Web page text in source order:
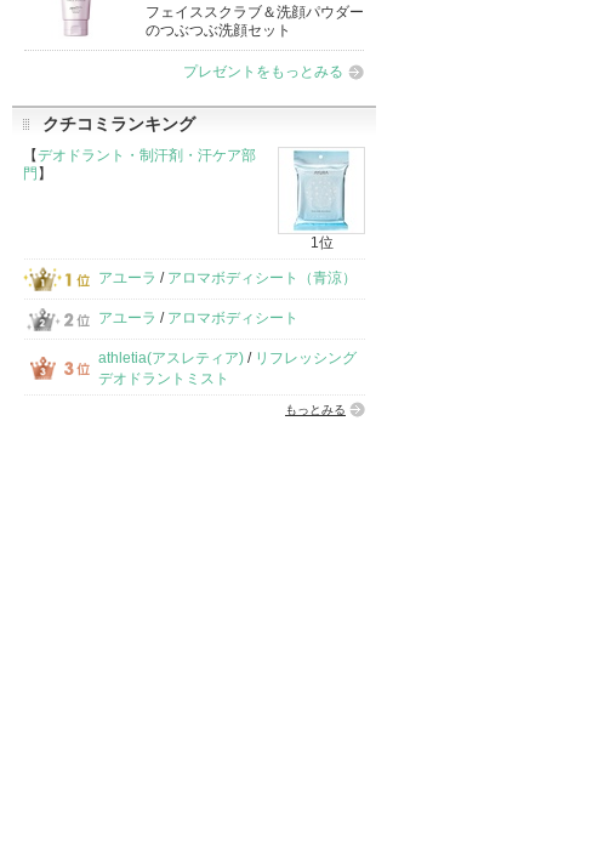
現
品
フェイススクラブ＆洗顔パウダー
のつぶつぶ洗顔セット
プレゼントをもっとみる
クチコミランキング
【デオドラント・制汗剤・汗ケア部
門】
1位
アユーラ / アロマボディシート（青涼）
アユーラ / アロマボディシート
athletia(アスレティア) / リフレッシング
デオドラントミスト
もっとみる